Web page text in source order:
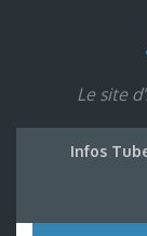
Le site
Infos